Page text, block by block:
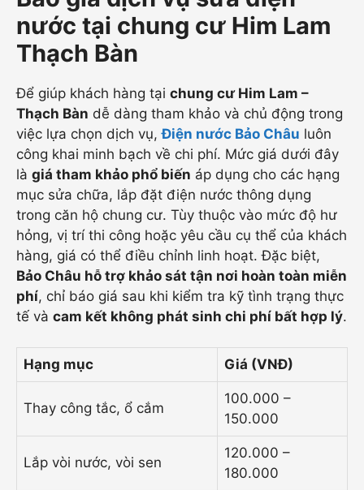
nước tại chung cư Him Lam
Thạch Bàn
Để giúp khách hàng tại chung cư Him Lam –
Thạch Bàn dễ dàng tham khảo và chủ động trong
việc lựa chọn dịch vụ,Điện nước Bảo Châu luôn
công khai minh bạch về chi phí. Mức giá dưới đây
là giá tham khảo phổ biến áp dụng cho các hạng
mục sửa chữa, lắp đặt điện nước thông dụng
trong căn hộ chung cư. Tùy thuộc vào mức độ hư
hỏng, vị trí thi công hoặc yêu cầu cụ thể của khách
hàng, giá có thể điều chỉnh linh hoạt. Đặc biệt,
Bảo Châu hỗ trợ khảo sát tận nơi hoàn toàn miễn
phí, chỉ báo giá sau khi kiểm tra kỹ tình trạng thực
tế và cam kết không phát sinh chi phí bất hợp lý.
Hạng mục Giá (VNĐ)
Thay công tắc, ổ cắm
100.000 –
150.000
Lắp vòi nước, vòi sen
120.000 –
180.000